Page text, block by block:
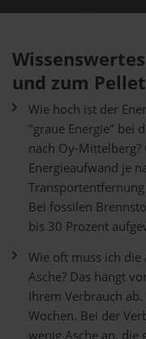
und zum
Wie hoch ist der
"graue Energie" bei
nach Oy-Mittelberg?
Energieaufwand je
Bei fossilen
bis 30 Prozent
Wie oft muss ich
Asche? Das hängt
Ihrem Verbrauch
Wochen. Bei der
wenig Asche an, die